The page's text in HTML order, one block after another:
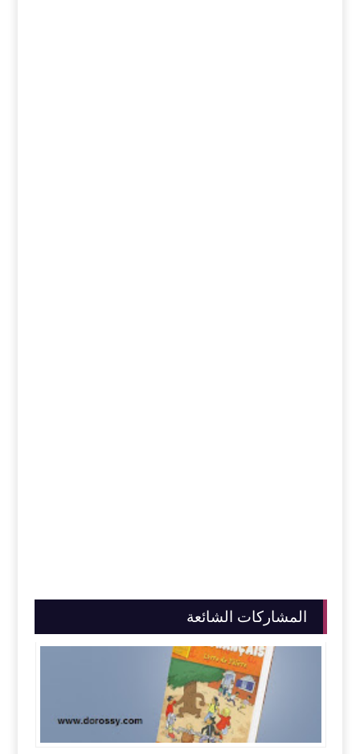
المشاركات الشائعة